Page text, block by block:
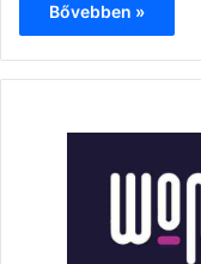
Bővebben »